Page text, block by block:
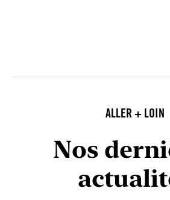
ALLER + LOIN
Nos